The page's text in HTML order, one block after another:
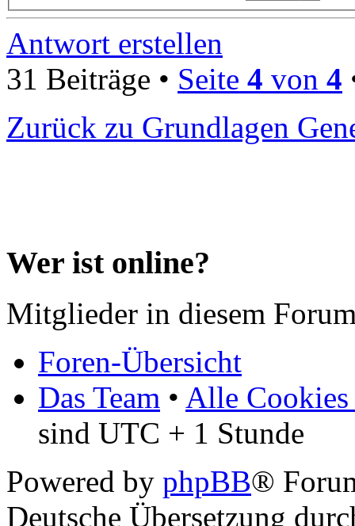
Antwort erstellen
31 Beiträge • Seite 4 von 4
Zurück zu Grundlagen
Wer ist online?
Mitglieder in diesem
Foren-Übersicht
Das Team • Alle Cookies
sind UTC + 1 Stunde
Powered by phpBB®
Deutsche Übersetzung